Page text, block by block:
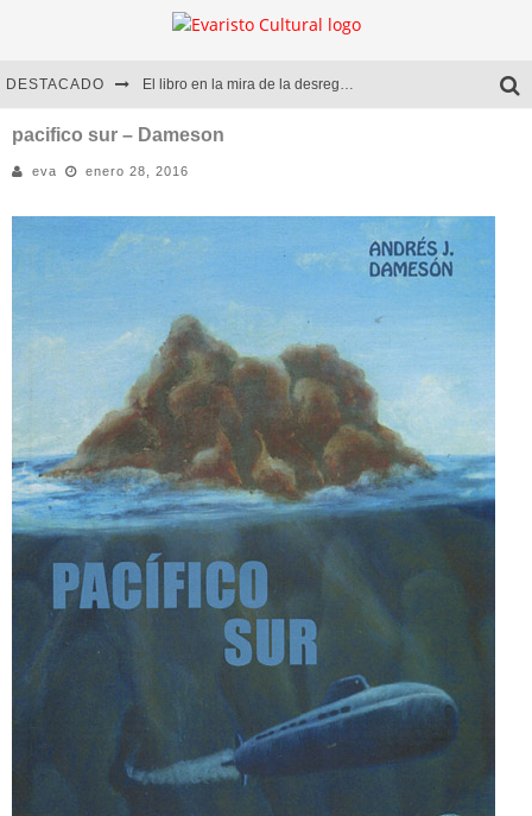
DESTACADO El libro en la mira de la desregulación
Marcelo Rubio | El llovedor
Diego Meret | Hotel Acapulco
pacifico sur – Dameson
eva enero 28, 2016